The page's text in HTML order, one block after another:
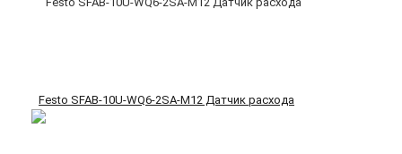
Festo SFAB-10U-WQ6-2SA-M12 Датчик расхода